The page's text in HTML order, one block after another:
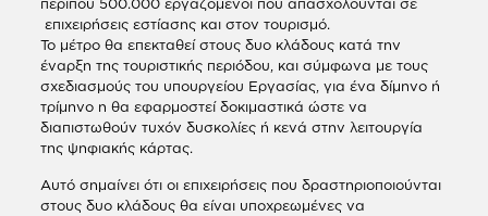
περίπου 500.000 εργαζόμενοι που απασχολούνται σε
επιχειρήσεις εστίασης και στον τουρισμό.
Το μέτρο θα επεκταθεί στους δυο κλάδους κατά την
έναρξη της τουριστικής περιόδου, και σύμφωνα με τους
σχεδιασμούς του υπουργείου Εργασίας, για ένα δίμηνο ή
τρίμηνο η θα εφαρμοστεί δοκιμαστικά ώστε να
διαπιστωθούν τυχόν δυσκολίες ή κενά στην λειτουργία
της ψηφιακής κάρτας.
Αυτό σημαίνει ότι οι επιχειρήσεις που δραστηριοποιούνται
στους δυο κλάδους θα είναι υποχρεωμένες να